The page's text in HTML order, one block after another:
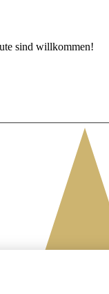
sind willkommen!